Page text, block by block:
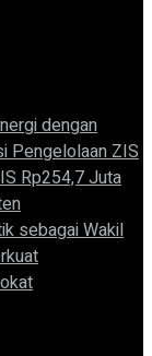
dengan
Pengelolaan ZIS
Rp254,7 Juta
sebagai Wakil